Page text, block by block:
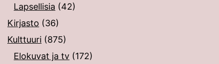
Lapsellisia (42)
Kirjasto (36)
Kulttuuri (875)
Elokuvat ja tv (172)